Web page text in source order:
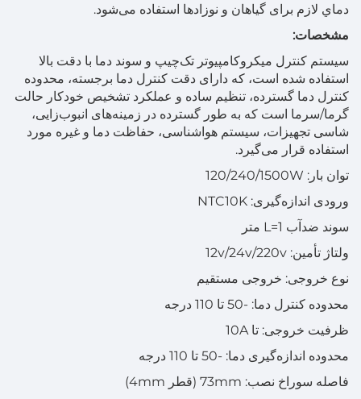
دماي لازم برای گیاهان و نوزادها استفاده می‌شود.
مشخصات:
سیستم کنترل میکروکامپیوتر تک‌چیپ و سوند دما با دقت بالا
استفاده شده است، که دارای دقت کنترل دما برجسته، محدوده
کنترل دما گسترده، تنظیم ساده و عملکرد تشخیص خودکار حالت
گرما/سرما است که به طور گسترده در زمینه‌های انبوب‌زایی،
شاسی تجهیزات، سیستم هواشناسی، حفاظت دما و غیره مورد
استفاده قرار می‌گیرد.
توان بار: 120/240/1500W
ورودی اندازه‌گیری: NTC10K
سوند ضدآب L=1 متر
ولتاژ تأمین: 12v/24v/220v
نوع خروجی: خروجی مستقیم
محدوده کنترل دما: -50 تا 110 درجه
ظرفیت خروجی: تا 10A
محدوده اندازه‌گیری دما: -50 تا 110 درجه
فاصله سوراخ نصب: 73mm (قطر 4mm)